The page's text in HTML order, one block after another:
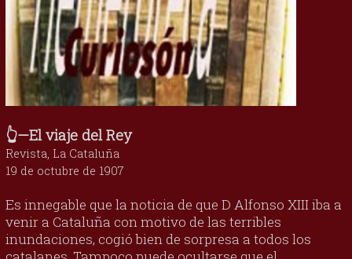
👆—El viaje del Rey
Revista, La Cataluña
19 de octubre de 1907
Es innegable que la noticia de que D Alfonso XIII iba a
venir a Cataluña con motivo de las terribles
inundaciones, cogió bien de sorpresa a todos los